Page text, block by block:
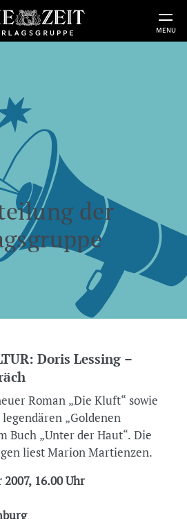
MENU
der
Doris Lessing –
Roman „Die Kluft“ sowie
„Goldenen
Buch „Unter der Haut“. Die
liest Marion Martienzen.
16.00 Uhr